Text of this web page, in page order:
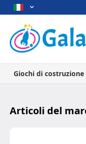
Giochi di costruzione
Articoli del